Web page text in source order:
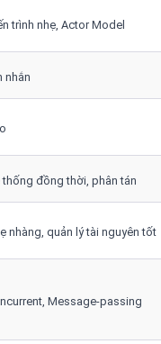
trình nhẹ, Actor Model
nhắn
thống đồng thời, phân tán
nhàng, quản lý tài nguyên tốt
Message-passing